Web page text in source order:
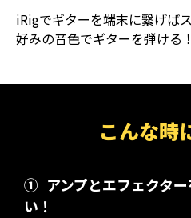
iRigでギターを端末に繋げば
好みの音色でギターを弾ける！
こんな時
① アンプとエフェクタ
い！